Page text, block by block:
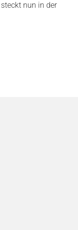
nun in der